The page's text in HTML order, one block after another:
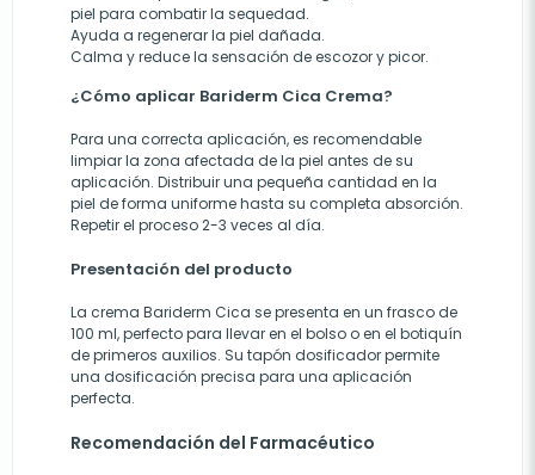
piel para combatir la sequedad.
Ayuda a regenerar la piel dañada.
Calma y reduce la sensación de escozor y picor.
¿Cómo aplicar Bariderm Cica Crema?
Para una correcta aplicación, es recomendable
limpiar la zona afectada de la piel antes de su
aplicación. Distribuir una pequeña cantidad en la
piel de forma uniforme hasta su completa absorción.
Repetir el proceso 2-3 veces al día.
Presentación del producto
La crema Bariderm Cica se presenta en un frasco de
100 ml, perfecto para llevar en el bolso o en el botiquín
de primeros auxilios. Su tapón dosificador permite
una dosificación precisa para una aplicación
perfecta.
Recomendación del Farmacéutico